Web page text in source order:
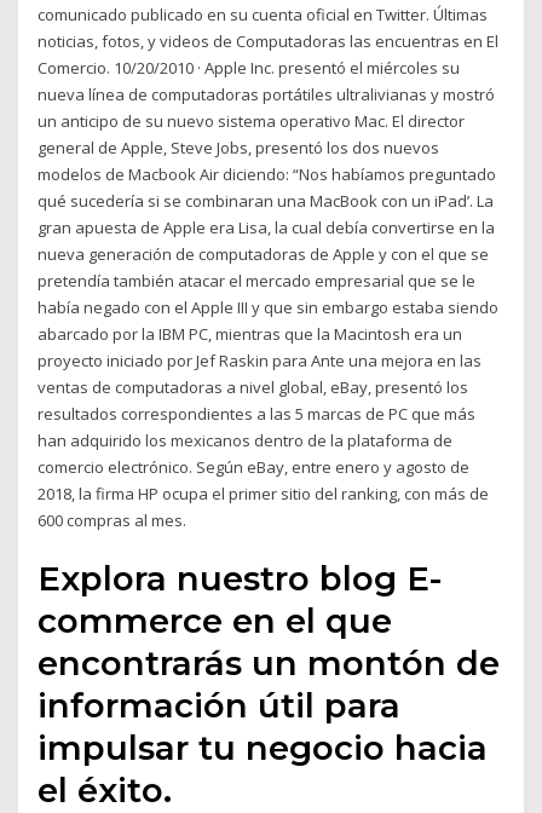
comunicado publicado en su cuenta oficial en Twitter. Últimas
noticias, fotos, y videos de Computadoras las encuentras en El
Comercio. 10/20/2010 · Apple Inc. presentó el miércoles su
nueva línea de computadoras portátiles ultralivianas y mostró
un anticipo de su nuevo sistema operativo Mac. El director
general de Apple, Steve Jobs, presentó los dos nuevos
modelos de Macbook Air diciendo: “Nos habíamos preguntado
qué sucedería si se combinaran una MacBook con un iPad’. La
gran apuesta de Apple era Lisa, la cual debía convertirse en la
nueva generación de computadoras de Apple y con el que se
pretendía también atacar el mercado empresarial que se le
había negado con el Apple III y que sin embargo estaba siendo
abarcado por la IBM PC, mientras que la Macintosh era un
proyecto iniciado por Jef Raskin para Ante una mejora en las
ventas de computadoras a nivel global, eBay, presentó los
resultados correspondientes a las 5 marcas de PC que más
han adquirido los mexicanos dentro de la plataforma de
comercio electrónico. Según eBay, entre enero y agosto de
2018, la firma HP ocupa el primer sitio del ranking, con más de
600 compras al mes.
Explora nuestro blog E-
commerce en el que
encontrarás un montón de
información útil para
impulsar tu negocio hacia
el éxito.